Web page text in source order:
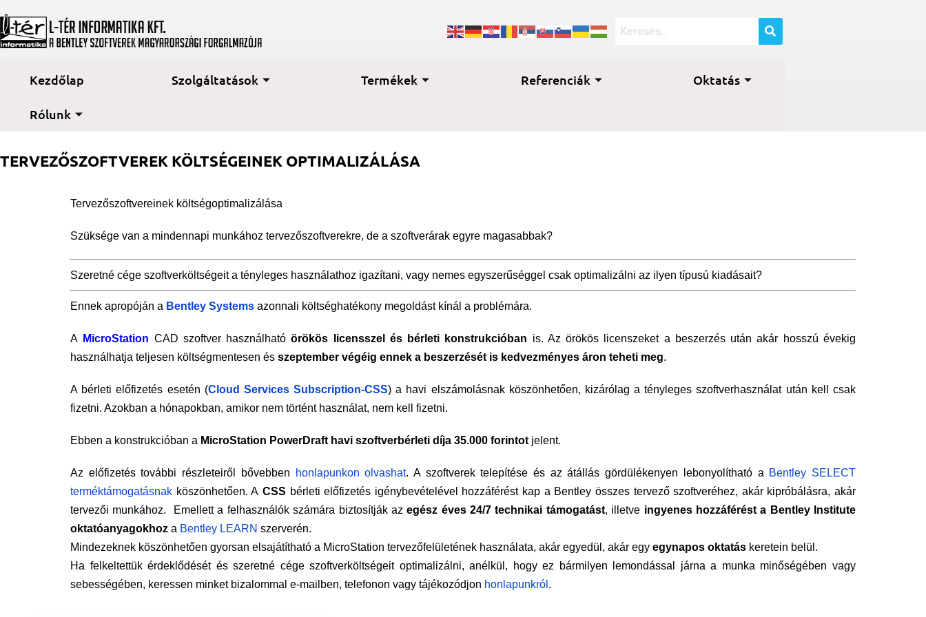
Kezdőlap Szolgáltatások Termékek Referenciák Oktatás
Rólunk
TERVEZŐSZOFTVEREK KÖLTSÉGEINEK OPTIMALIZÁLÁSA
Tervezőszoftvereinek költségoptimalizálása
Szüksége van a mindennapi munkához tervezőszoftverekre, de a szoftverárak egyre magasabbak?
Szeretné cége szoftverköltségeit a tényleges használathoz igazítani, vagy nemes egyszerűséggel csak optimalizálni az ilyen típusú kiadásait?
Ennek apropóján a Bentley Systems azonnali költséghatékony megoldást kínál a problémára.
A MicroStation CAD szoftver használhatóörökös licensszel és bérleti konstrukcióban is. Az örökös licenszeket a beszerzés után akár hosszú évekig
használhatja teljesen költségmentesen és szeptember végéig ennek a beszerzését is kedvezményes áron teheti meg.
A bérleti előfizetés esetén (Cloud Services Subscription-CSS) a havi elszámolásnak köszönhetően, kizárólag a tényleges szoftverhasználat után kell csak
fizetni. Azokban a hónapokban, amikor nem történt használat, nem kell fizetni.
Ebben a konstrukcióban a MicroStation PowerDraft havi szoftverbérleti díja 35.000 forintot jelent.
Az előfizetés további részleteiről bővebben honlapunkon olvashat. A szoftverek telepítése és az átállás gördülékenyen lebonyolítható a Bentley SELECT
terméktámogatásnak köszönhetően. A CSS bérleti előfizetés igénybevételével hozzáférést kap a Bentley összes tervező szoftveréhez, akár kipróbálásra, akár
tervezői munkához. Emellett a felhasználók számára biztosítják azegész éves 24/7 technikai támogatást, illetve ingyenes hozzáférést a Bentley Institute
oktatóanyagokhoz a Bentley LEARN szerverén.
Mindezeknek köszönhetően gyorsan elsajátítható a MicroStation tervezőfelületének használata, akár egyedül, akár egy egynapos oktatás keretein belül.
Ha felkeltettük érdeklődését és szeretné cége szoftverköltségeit optimalizálni, anélkül, hogy ez bármilyen lemondással járna a munka minőségében vagy
sebességében, keressen minket bizalommal e-mailben, telefonon vagy tájékozódjon honlapunkról .